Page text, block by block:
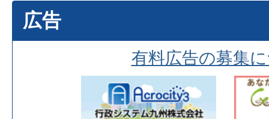
広告
有料広告の募集